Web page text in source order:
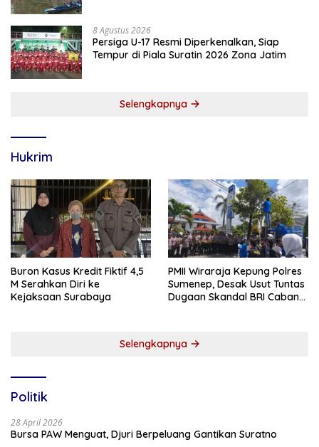
8 Agustus 2026
Persiga U-17 Resmi Diperkenalkan, Siap
Tempur di Piala Suratin 2026 Zona Jatim
Selengkapnya
Hukrim
Buron Kasus Kredit Fiktif 4,5
M Serahkan Diri ke
Kejaksaan Surabaya
PMII Wiraraja Kepung Polres
Sumenep, Desak Usut Tuntas
Dugaan Skandal BRI Cabang
Selengkapnya
Politik
28 April 2026
Bursa PAW Menguat, Djuri Berpeluang Gantikan Suratno